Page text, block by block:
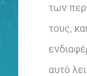
των
τους,
αυτό